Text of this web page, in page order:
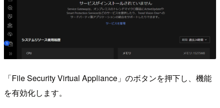
「File Security Virtual Appliance」のボタンを押下し、機能
を有効化します。